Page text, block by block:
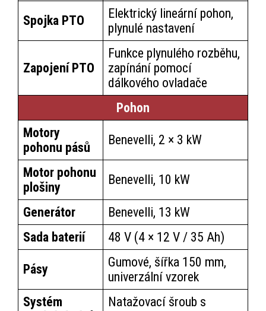
Spojka PTO
Elektrický lineární pohon,
plynulé nastavení
Zapojení PTO
Funkce plynulého rozběhu,
zapínání pomocí
dálkového ovladače
Pohon
Motory
pohonu pásů
Benevelli, 2 × 3 kW
Motor pohonu
plošiny
Benevelli, 10 kW
Generátor
Benevelli, 13 kW
Sada baterií
48 V (4 × 12 V / 35 Ah)
Pásy
Gumové, šířka 150 mm,
univerzální vzorek
Systém
Natažovací šroub s